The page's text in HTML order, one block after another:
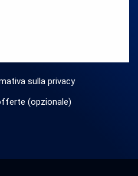
sulla privacy
(opzionale)